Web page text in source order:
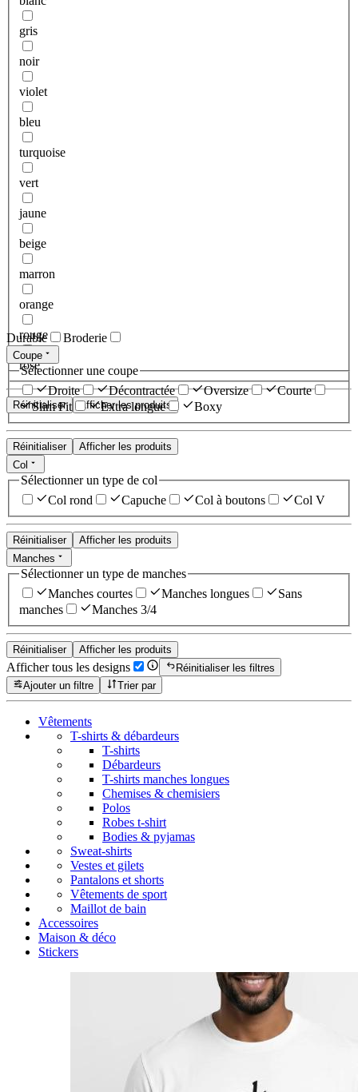
gris
noir
violet
bleu
turquoise
vert
jaune
beige
marron
orange
rouge
rose
Réinitialiser Afficher les produits
Durable Broderie
Coupe
Sélectionner une coupe
Droite
Décontractée Oversize
Courte
Slim Fit
Extra longue Boxy
Réinitialiser
Afficher les produits
Col
Sélectionner un type de col
Col rond
Capuche Col à boutons Col V
Réinitialiser
Afficher les produits
Manches
Sélectionner un type de manches
Manches courtes
Manches longues
Sans
manches
Manches 3/4
Réinitialiser Afficher les produits
Afficher tous les designs
Réinitialiser les filtres
Ajouter un filtre
Trier par
Vêtements
T-shirts & débardeurs
T-shirts
Débardeurs
T-shirts manches longues
Chemises & chemisiers
Polos
Robes t-shirt
Bodies & pyjamas
Sweat-shirts
Vestes et gilets
Pantalons et shorts
Vêtements de sport
Maillot de bain
Accessoires
Maison & déco
Stickers